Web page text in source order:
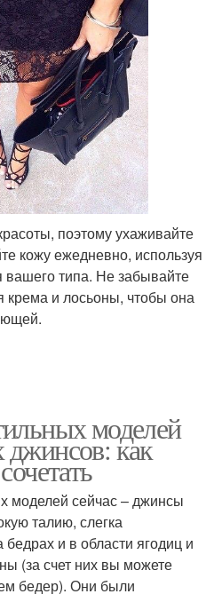
поэтому ухаживайте
кожу ежедневно, используя
типа. Не забывайте
крема и лосьоны, чтобы она
моделей
как
моделей сейчас – джинсы
талию, слегка
и в области ягодиц и
(за счет них вы можете
бедер). Они были